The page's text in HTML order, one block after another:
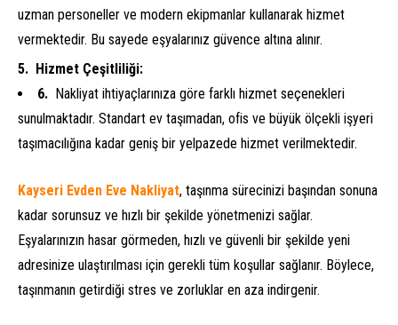
uzman personeller ve modern ekipmanlar kullanarak hizmet
vermektedir. Bu sayede eşyalarınız güvence altına alınır.
Hizmet Çeşitliliği:
Nakliyat ihtiyaçlarınıza göre farklı hizmet seçenekleri
sunulmaktadır. Standart ev taşımadan, ofis ve büyük ölçekli işyeri
taşımacılığına kadar geniş bir yelpazede hizmet verilmektedir.
Kayseri Evden Eve Nakliyat, taşınma sürecinizi başından sonuna
kadar sorunsuz ve hızlı bir şekilde yönetmenizi sağlar.
Eşyalarınızın hasar görmeden, hızlı ve güvenli bir şekilde yeni
adresinize ulaştırılması için gerekli tüm koşullar sağlanır. Böylece,
taşınmanın getirdiği stres ve zorluklar en aza indirgenir.